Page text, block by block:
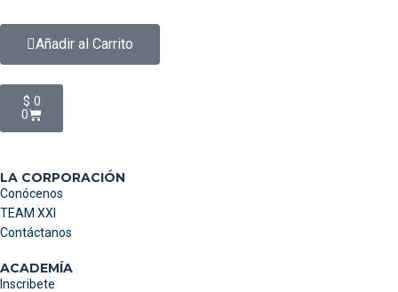
Añadir al Carrito
$ 0
0
LA CORPORACIÓN
Conócenos
TEAM XXI
Contáctanos
ACADEMÍA
Inscribete